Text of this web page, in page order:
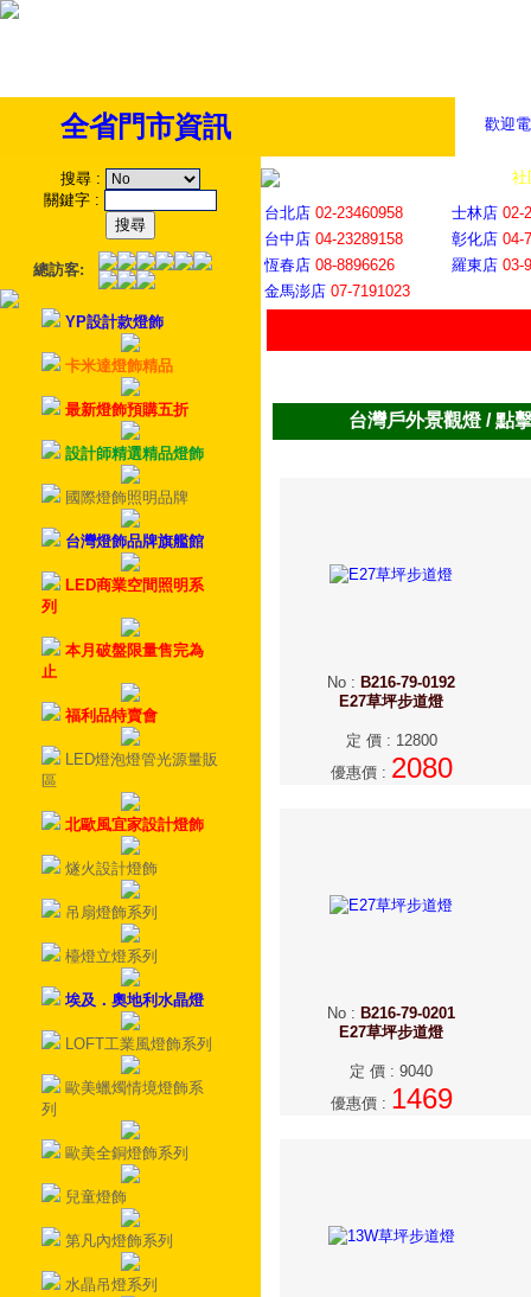
歡迎
全省門市資訊
搜尋 :
關鍵字 :
總訪客:
YP設計款燈飾
卡米達燈飾精品
最新燈飾預購五折
設計師精選精品燈飾
國際燈飾照明品牌
台灣燈飾品牌旗艦館
LED商業空間照明系
列
本月破盤限量售完為
止
福利品特賣會
LED燈泡燈管光源量販
區
北歐風宜家設計燈飾
燧火設計燈飾
吊扇燈飾系列
檯燈立燈系列
埃及．奧地利水晶燈
LOFT工業風燈飾系列
歐美蠟燭情境燈飾系
列
歐美全銅燈飾系列
兒童燈飾
第凡內燈飾系列
水晶吊燈系列
社
台北店 02-23460958 士林店 02-
台中店 04-23289158 彰化店 04-
恆春店 08-8896626 羅東店 03-
金馬澎店 07-7191023
台灣戶外景觀燈 / 點
No : B216-79-0192
E27草坪步道燈
定 價: 12800
優惠價: 2080
No : B216-79-0201
E27草坪步道燈
定 價 : 9040
優惠價: 1469